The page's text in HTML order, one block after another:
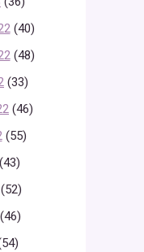
(40)
(48)
(33)
(46)
(55)
(52)